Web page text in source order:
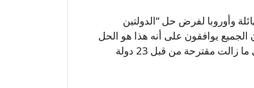
وأوروبا لفرض حل “الدولتين
يوافقون على أنه هذا هو الحل
العملي الوحيد. لا يوجد أي ذكر لمبادرة السلام العربية، التي ما زالت مقترحة من قبل 23 دولة